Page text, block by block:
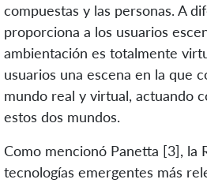
compuestas y las personas. A
proporciona a los usuarios
ambientación es totalmente
usuarios una escena en la que
mundo real y virtual, actuando
estos dos mundos.
Como mencionó Panetta [3], la
tecnologías emergentes más